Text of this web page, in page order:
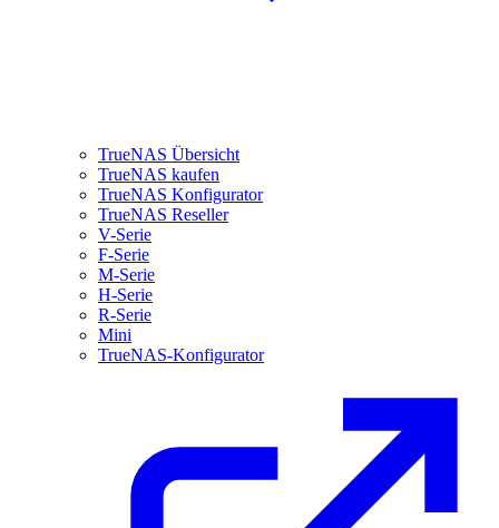
TrueNAS Übersicht
TrueNAS kaufen
TrueNAS Konfigurator
TrueNAS Reseller
V-Serie
F-Serie
M-Serie
H-Serie
R-Serie
Mini
TrueNAS-Konfigurator